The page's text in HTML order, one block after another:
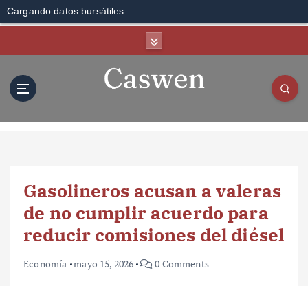
Cargando datos bursátiles...
Gasolineros acusan a valeras
de no cumplir acuerdo para
reducir comisiones del diésel
Economía mayo 15, 2026 0 Comments